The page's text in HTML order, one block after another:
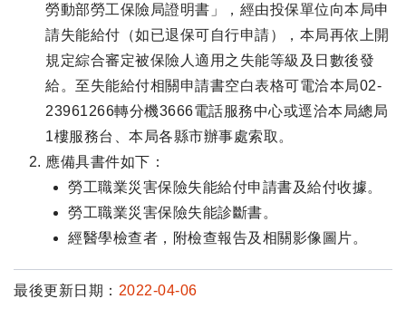
勞動部勞工保險局證明書」，經由投保單位向本局申
請失能給付（如已退保可自行申請），本局再依上開
規定綜合審定被保險人適用之失能等級及日數後發
給。至失能給付相關申請書空白表格可電洽本局02-
23961266轉分機3666電話服務中心或逕洽本局總局
1樓服務台、本局各縣市辦事處索取。
應備具書件如下：
勞工職業災害保險失能給付申請書及給付收據。
勞工職業災害保險失能診斷書。
經醫學檢查者，附檢查報告及相關影像圖片。
最後更新日期： 2022-04-06